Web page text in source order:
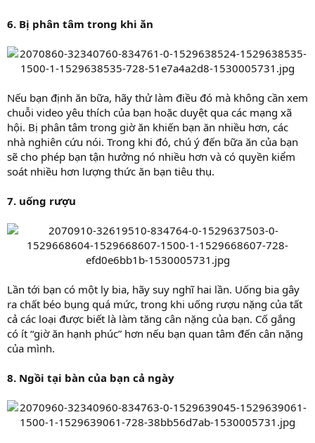
6. Bị phân tâm trong khi ăn
Nếu bạn định ăn bữa, hãy thử làm điều đó mà không cần xem
chuỗi video yêu thích của bạn hoặc duyệt qua các mạng xã
hội. Bị phân tâm trong giờ ăn khiến bạn ăn nhiều hơn, các
nhà nghiên cứu nói. Trong khi đó, chú ý đến bữa ăn của bạn
sẽ cho phép bạn tận hưởng nó nhiều hơn và có quyền kiểm
soát nhiều hơn lượng thức ăn bạn tiêu thụ.
7. uống rượu
Lần tới bạn có một ly bia, hãy suy nghĩ hai lần. Uống bia gây
ra chất béo bụng quá mức, trong khi uống rượu nặng của tất
cả các loại được biết là làm tăng cân nặng của bạn. Cố gắng
có ít “giờ ăn hạnh phúc” hơn nếu bạn quan tâm đến cân nặng
của mình.
8. Ngồi tại bàn của bạn cả ngày